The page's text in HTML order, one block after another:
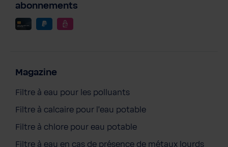
abonnements
Magazine
Filtre à eau pour les polluants
Filtre à calcaire pour l'eau potable
Filtre à chlore pour eau potable
Filtre à eau en cas de présence de métaux lourds